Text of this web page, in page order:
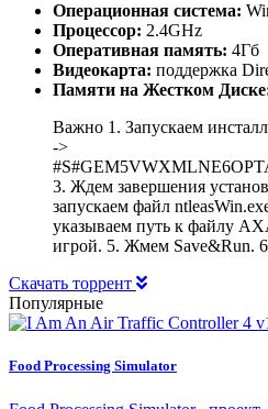
Операционная система:
Процессор: 2.4GHz
Оперативная память: 4Гб
Видеокарта: поддержка
Памяти на Жестком
Важно 1. Запускаем
->
3. Ждем завершения
запускаем файл
указываем путь к файлу
игрой. 5. Жмем Save&Run.
Скачать торрент
Популярные
Food Processing Simulator